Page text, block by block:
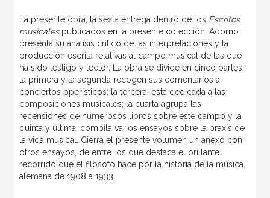
La presente obra, la sexta entrega dentro de los Escritos
musicalespublicados en la presente colección, Adorno
presenta su análisis crítico de las interpretaciones y la
producción escrita relativas al campo musical de las que
ha sido testigo y lector. La obra se divide en cinco partes:
la primera y la segunda recogen sus comentarios a
conciertos operísticos; la tercera, está dedicada a las
composiciones musicales; la cuarta agrupa las
recensiones de numerosos libros sobre este campo y la
quinta y última, compila varios ensayos sobre la praxis de
la vida musical. Cierra el presente volumen un anexo con
otros ensayos, de entre los que destaca el brillante
recorrido que el filósofo hace por la historia de la música
alemana de 1908 a 1933.